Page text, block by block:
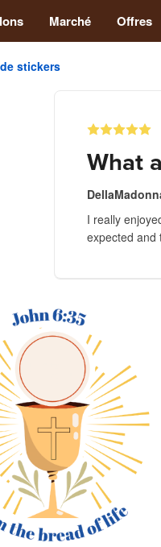
Marché Offres
stickers
What
I really
expected and